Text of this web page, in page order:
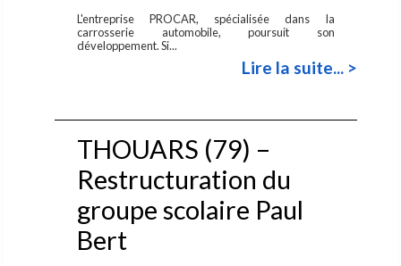
L'entreprise PROCAR, spécialisée dans la
carrosserie automobile, poursuit son
développement. Si...
Lire la suite... >
THOUARS (79) –
Restructuration du
groupe scolaire Paul
Bert